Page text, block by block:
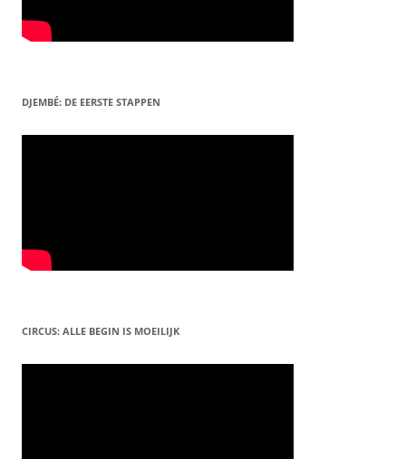
DJEMBÉ: DE EERSTE STAPPEN
CIRCUS: ALLE BEGIN IS MOEILIJK